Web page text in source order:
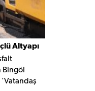
Altyapı
Bingöl
'Vatandaş